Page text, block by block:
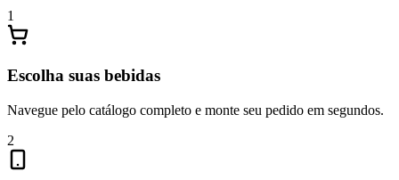
1
Escolha suas bebidas
Navegue pelo catálogo completo e monte seu pedido em segundos.
2